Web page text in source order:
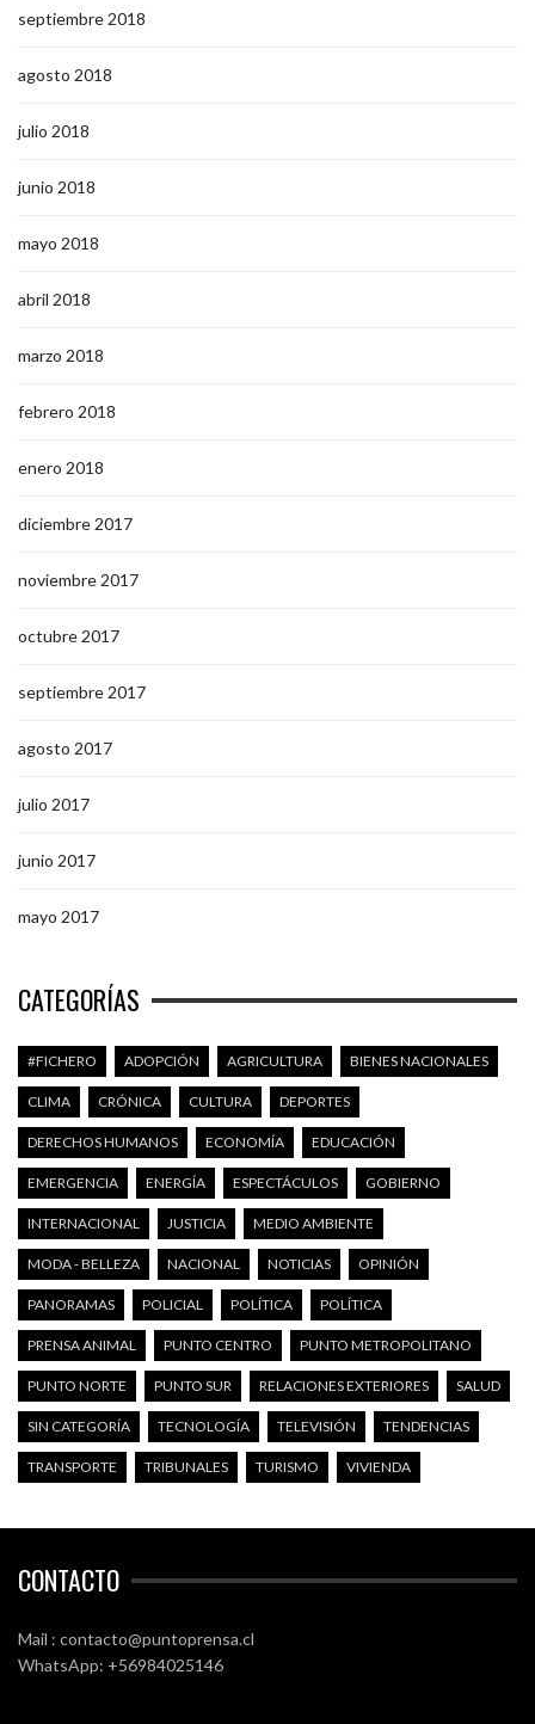
mayo 2021
octubre 2018
septiembre 2018
agosto 2018
julio 2018
junio 2018
mayo 2018
abril 2018
marzo 2018
febrero 2018
enero 2018
diciembre 2017
noviembre 2017
octubre 2017
septiembre 2017
agosto 2017
julio 2017
CATEGORÍAS
#FICHERO ADOPCIÓN AGRICULTURA BIENES NACIONALES
CLIMA CRÓNICA CULTURA DEPORTES
DERECHOS HUMANOS ECONOMÍA EDUCACIÓN
EMERGENCIA ENERGÍA ESPECTÁCULOS GOBIERNO
INTERNACIONAL JUSTICIA MEDIO AMBIENTE
MODA - BELLEZA NACIONAL NOTICIAS OPINIÓN
PANORAMAS POLICIAL POLÍTICA POLÍTICA
PRENSA ANIMAL PUNTO CENTRO PUNTO METROPOLITANO
TRANSPORTE TRIBUNALES TURISMO VIVIENDA